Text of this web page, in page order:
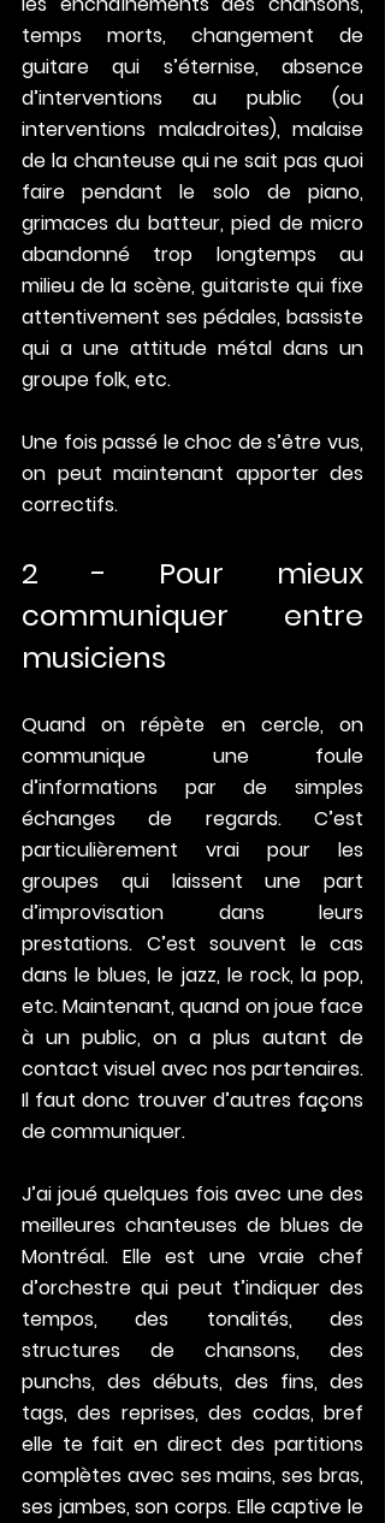
temps morts, changement de
guitare qui s’éternise, absence
d’interventions au public (ou
interventions maladroites), malaise
de la chanteuse qui ne sait pas quoi
faire pendant le solo de piano,
grimaces du batteur, pied de micro
abandonné trop longtemps au
milieu de la scène, guitariste qui fixe
attentivement ses pédales, bassiste
qui a une attitude métal dans un
groupe folk, etc.
Une fois passé le choc de s’être vus,
on peut maintenant apporter des
correctifs.
2 - Pour mieux
communiquer entre
musiciens
Quand on répète en cercle, on
communique une foule
d’informations par de simples
échanges de regards. C’est
particulièrement vrai pour les
groupes qui laissent une part
d’improvisation dans leurs
prestations. C’est souvent le cas
dans le blues, le jazz, le rock, la pop,
etc. Maintenant, quand on joue face
à un public, on a plus autant de
contact visuel avec nos partenaires.
Il faut donc trouver d’autres façons
de communiquer.
J’ai joué quelques fois avec une des
meilleures chanteuses de blues de
Montréal. Elle est une vraie chef
d’orchestre qui peut t’indiquer des
tempos, des tonalités, des
structures de chansons, des
punchs, des débuts, des fins, des
tags, des reprises, des codas, bref
elle te fait en direct des partitions
complètes avec ses mains, ses bras,
ses jambes, son corps. Elle captive le